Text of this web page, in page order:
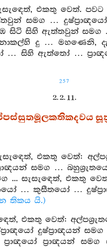
එකතු වෙත්.
සමග …
සිහි ඇත්තවුන් සමග
දු … මහණෙනි,
සිහි ඇත්තෝ …
257
2. 2. 11.
එකතු වෙත්:
සමග …
... සැසැඳෙත්, එකතු
… කුසීතයෝ …
තිකය යි.)
එකතු වෙත්:
දුෂ්ප්‍රාඥයන්
ප්‍රාඥයන් සමග